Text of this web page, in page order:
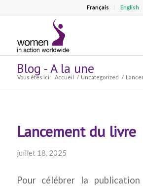
Français English
Blog - A la une
Vous êtes ici : Accueil / Uncategorized /
Lancement du livre
juillet 18, 2025
Pour célébrer la